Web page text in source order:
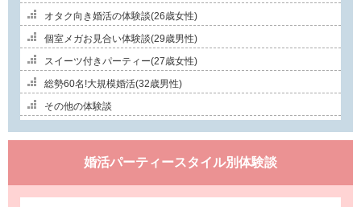
オタク向き婚活の体験談(26歳女性)
個室メガお見合い体験談(29歳男性)
スイーツ付きパーティー(27歳女性)
総勢60名!大規模婚活(32歳男性)
その他の体験談
婚活パーティースタイル別体験談